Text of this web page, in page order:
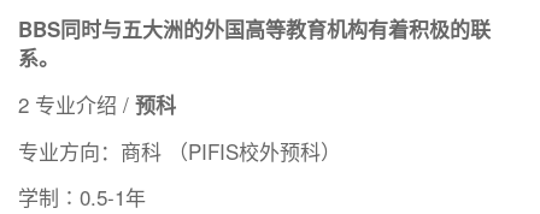
BBS同时与五大洲的外国高等教育机构有着积极的联
系。
2 专业介绍 / 预科
专业方向：商科 （PIFIS校外预科）
学制∶0.5-1年